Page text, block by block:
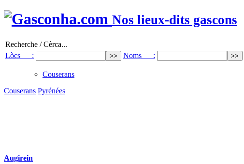
Nos lieux-dits gascons
Recherche / Cèrca...
Lòcs :
Noms :
Couserans
Couserans Pyrénées
Augirein